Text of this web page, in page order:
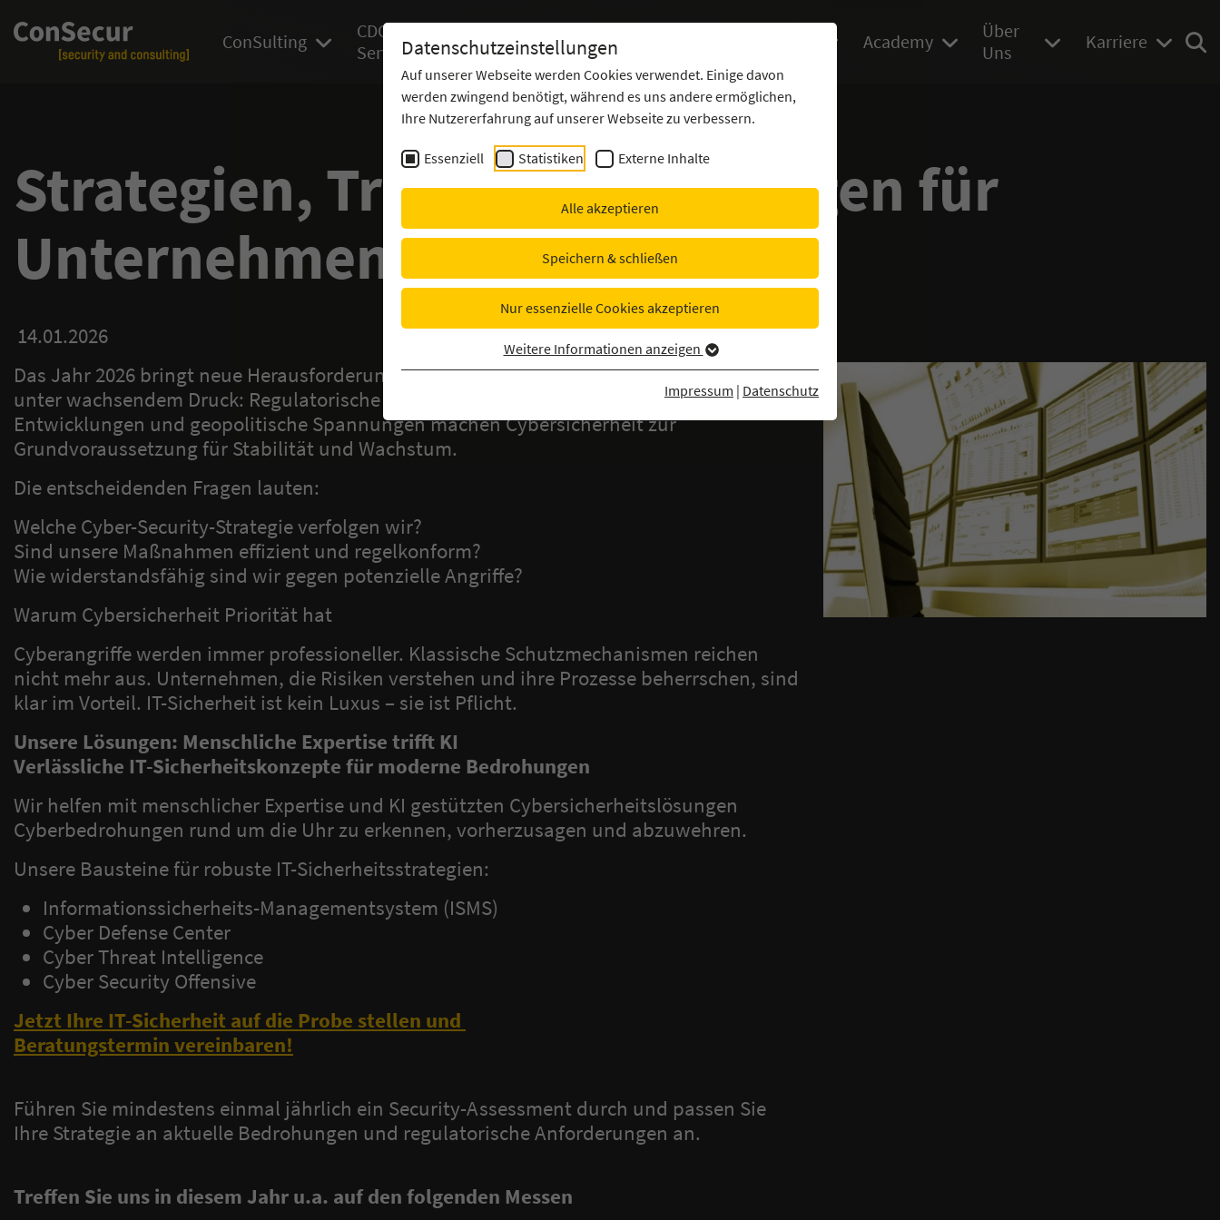
Datenschutzeinstellungen
Auf unserer Webseite werden Cookies verwendet. Einige davon
werden zwingend benötigt, während es uns andere ermöglichen,
Ihre Nutzererfahrung auf unserer Webseite zu verbessern.
Essenziell Statistiken Externe Inhalte
Alle akzeptieren
Speichern & schließen
Nur essenzielle Cookies akzeptieren
Weitere Informationen anzeigen
Impressum | Datenschutz
ConSulting
CDC
Services
Cyber Security
Offensive
IT Operations
Academy
Über
Uns
Karriere
Strategien, Trends und Lösungen für
Unternehmen
14.01.2026
Das Jahr 2026 bringt neue Herausforderungen in der IT-Sicherheit. Unternehmen stehen
unter wachsendem Druck: Regulatorische Vorgaben, rasante technologische
Entwicklungen und geopolitische Spannungen machen Cybersicherheit zur
Grundvoraussetzung für Stabilität und Wachstum.
Die entscheidenden Fragen lauten:
Welche Cyber-Security-Strategie verfolgen wir?
Sind unsere Maßnahmen effizient und regelkonform?
Wie widerstandsfähig sind wir gegen potenzielle Angriffe?
Warum Cybersicherheit Priorität hat
Cyberangriffe werden immer professioneller. Klassische Schutzmechanismen reichen
nicht mehr aus. Unternehmen, die Risiken verstehen und ihre Prozesse beherrschen, sind
klar im Vorteil. IT-Sicherheit ist kein Luxus – sie ist Pflicht.
Unsere Lösungen: Menschliche Expertise trifft KI
Verlässliche IT-Sicherheitskonzepte für moderne Bedrohungen
Wir helfen mit menschlicher Expertise und KI gestützten Cybersicherheitslösungen
Cyberbedrohungen rund um die Uhr zu erkennen, vorherzusagen und abzuwehren.
Unsere Bausteine für robuste IT-Sicherheitsstrategien:
Informationssicherheits-Managementsystem (ISMS)
Cyber Defense Center
Cyber Threat Intelligence
Cyber Security Offensive
Jetzt Ihre IT-Sicherheit auf die Probe stellen und
Beratungstermin vereinbaren!
Führen Sie mindestens einmal jährlich ein Security-Assessment durch und passen Sie
Ihre Strategie an aktuelle Bedrohungen und regulatorische Anforderungen an.
Treffen Sie uns in diesem Jahr u.a. auf den folgenden Messen